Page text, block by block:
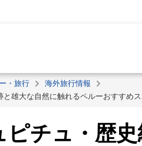
・旅行
海外旅行情報
と雄大な自然に触れるペルーおすすめ
チュ・歴